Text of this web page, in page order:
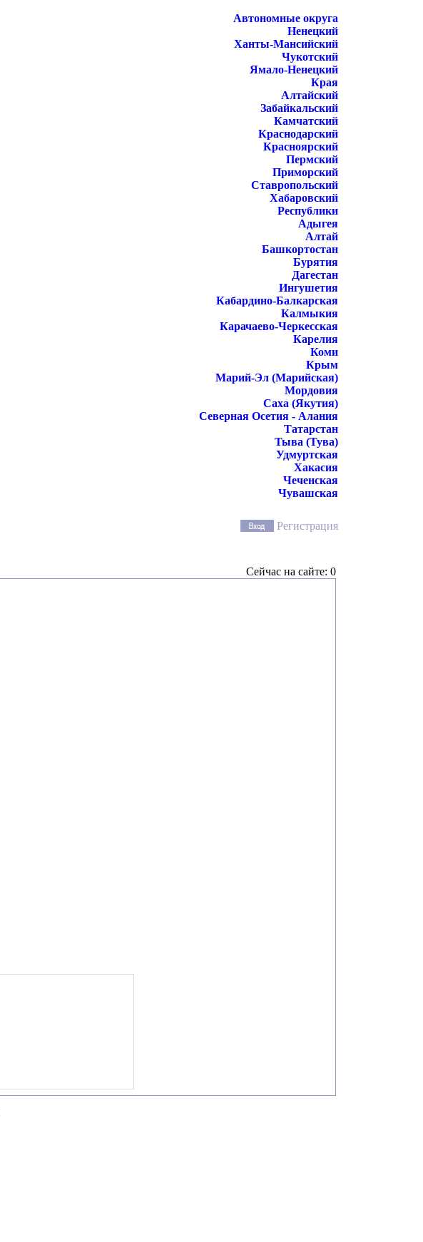
Автономные округа
Ненецкий
Ханты-Мансийский
Чукотский
Ямало-Ненецкий
Края
Алтайский
Забайкальский
Камчатский
Краснодарский
Красноярский
Пермский
Приморский
Ставропольский
Хабаровский
Республики
Адыгея
Алтай
Башкортостан
Бурятия
Дагестан
Ингушетия
Кабардино-Балкарская
Калмыкия
Карачаево-Черкесская
Карелия
Коми
Крым
Марий-Эл (Марийская)
Мордовия
Саха (Якутия)
Северная Осетия - Алания
Татарстан
Тыва (Тува)
Удмуртская
Хакасия
Чеченская
Чувашская
Регистрация
Сейчас на сайте: 0